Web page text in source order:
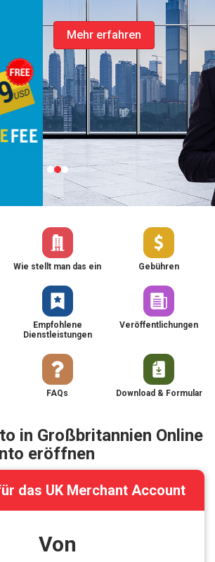
Wie stellt man das ein Gebühren
Empfohlene
Dienstleistungen
Veröffentlichungen
FAQs Download & Formular
in Großbritannien Online
eröffnen
das UK Merchant Account
Von